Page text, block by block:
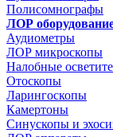
Полисомнографы
ЛОР
Аудиометры
ЛОР микроскопы
Налобные
Отоскопы
Ларингоскопы
Камертоны
Синускопы и